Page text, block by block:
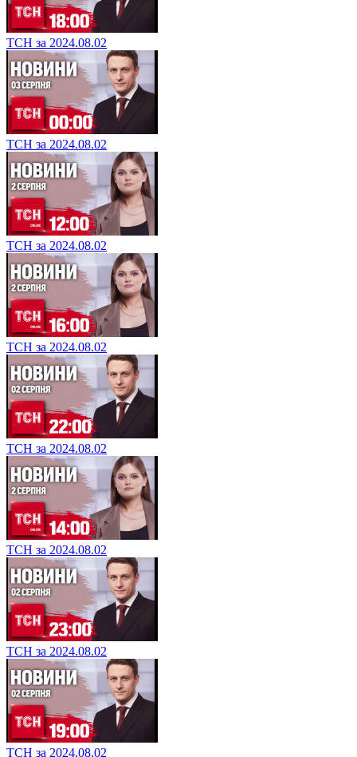
ТСН за 2024.08.02
ТСН за 2024.08.02
ТСН за 2024.08.02
ТСН за 2024.08.02
ТСН за 2024.08.02
ТСН за 2024.08.02
ТСН за 2024.08.02
ТСН за 2024.08.02